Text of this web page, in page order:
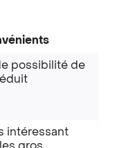
possibilité de
intéressant